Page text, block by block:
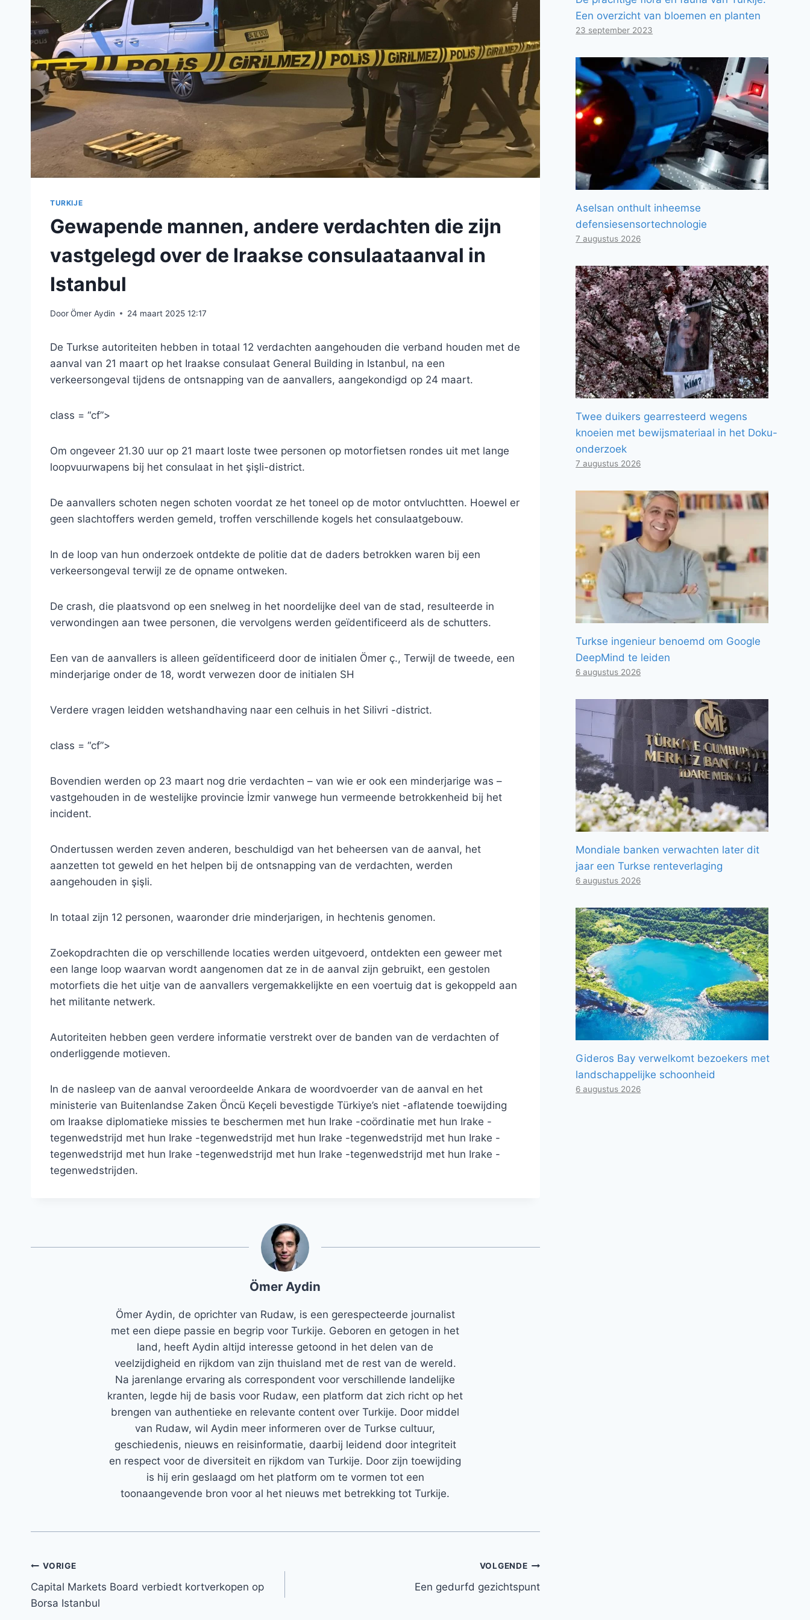
TURKIJE
Gewapende mannen, andere verdachten die zijn
vastgelegd over de Iraakse consulaataanval in
Istanbul
DoorÖmer Aydin 24 maart 2025 12:17
De Turkse autoriteiten hebben in totaal 12 verdachten aangehouden die verband houden met de
aanval van 21 maart op het Iraakse consulaat General Building in Istanbul, na een
verkeersongeval tijdens de ontsnapping van de aanvallers, aangekondigd op 24 maart.
class = “cf”>
Om ongeveer 21.30 uur op 21 maart loste twee personen op motorfietsen rondes uit met lange
loopvuurwapens bij het consulaat in het şişli-district.
De aanvallers schoten negen schoten voordat ze het toneel op de motor ontvluchtten. Hoewel er
geen slachtoffers werden gemeld, troffen verschillende kogels het consulaatgebouw.
In de loop van hun onderzoek ontdekte de politie dat de daders betrokken waren bij een
verkeersongeval terwijl ze de opname ontweken.
De crash, die plaatsvond op een snelweg in het noordelijke deel van de stad, resulteerde in
verwondingen aan twee personen, die vervolgens werden geïdentificeerd als de schutters.
Een van de aanvallers is alleen geïdentificeerd door de initialen Ömer ç., Terwijl de tweede, een
minderjarige onder de 18, wordt verwezen door de initialen SH
Verdere vragen leidden wetshandhaving naar een celhuis in het Silivri -district.
class = “cf”>
Bovendien werden op 23 maart nog drie verdachten – van wie er ook een minderjarige was –
vastgehouden in de westelijke provincie İzmir vanwege hun vermeende betrokkenheid bij het
incident.
Ondertussen werden zeven anderen, beschuldigd van het beheersen van de aanval, het
aanzetten tot geweld en het helpen bij de ontsnapping van de verdachten, werden
aangehouden in şişli.
In totaal zijn 12 personen, waaronder drie minderjarigen, in hechtenis genomen.
Zoekopdrachten die op verschillende locaties werden uitgevoerd, ontdekten een geweer met
een lange loop waarvan wordt aangenomen dat ze in de aanval zijn gebruikt, een gestolen
motorfiets die het uitje van de aanvallers vergemakkelijkte en een voertuig dat is gekoppeld aan
het militante netwerk.
Autoriteiten hebben geen verdere informatie verstrekt over de banden van de verdachten of
onderliggende motieven.
In de nasleep van de aanval veroordeelde Ankara de woordvoerder van de aanval en het
ministerie van Buitenlandse Zaken Öncü Keçeli bevestigde Türkiye’s niet -aflatende toewijding
om Iraakse diplomatieke missies te beschermen met hun Irake -coördinatie met hun Irake -
tegenwedstrijd met hun Irake -tegenwedstrijd met hun Irake -tegenwedstrijd met hun Irake -
tegenwedstrijd met hun Irake -tegenwedstrijd met hun Irake -tegenwedstrijd met hun Irake -
tegenwedstrijden.
Ömer Aydin
Ömer Aydin, de oprichter van Rudaw, is een gerespecteerde journalist
met een diepe passie en begrip voor Turkije. Geboren en getogen in het
land, heeft Aydin altijd interesse getoond in het delen van de
veelzijdigheid en rijkdom van zijn thuisland met de rest van de wereld.
Na jarenlange ervaring als correspondent voor verschillende landelijke
kranten, legde hij de basis voor Rudaw, een platform dat zich richt op het
brengen van authentieke en relevante content over Turkije. Door middel
van Rudaw, wil Aydin meer informeren over de Turkse cultuur,
geschiedenis, nieuws en reisinformatie, daarbij leidend door integriteit
en respect voor de diversiteit en rijkdom van Turkije. Door zijn toewijding
is hij erin geslaagd om het platform om te vormen tot een
toonaangevende bron voor al het nieuws met betrekking tot Turkije.
Bericht
navigatie
VORIGE
Capital Markets Board verbiedt kortverkopen op
Borsa Istanbul
VOLGENDE
Een gedurfd gezichtspunt
Een overzicht van bloemen en planten
23 september 2023
Aselsan onthult inheemse
defensiesensortechnologie
7 augustus 2026
Twee duikers gearresteerd wegens
knoeien met bewijsmateriaal in het Doku-
onderzoek
7 augustus 2026
Turkse ingenieur benoemd om Google
DeepMind te leiden
6 augustus 2026
Mondiale banken verwachten later dit
jaar een Turkse renteverlaging
6 augustus 2026
Gideros Bay verwelkomt bezoekers met
landschappelijke schoonheid
6 augustus 2026